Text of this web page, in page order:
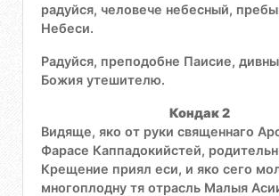
радуйся, человече небесный,
Небеси.
Радуйся, преподобне Паисие,
Божия утешителю.
Кондак 2
Видяще, яко от руки священнаго
Фарасе Каппадокийстей,
Крещение приял еси, и яко сего
многоплодну тя отрасль Малыя